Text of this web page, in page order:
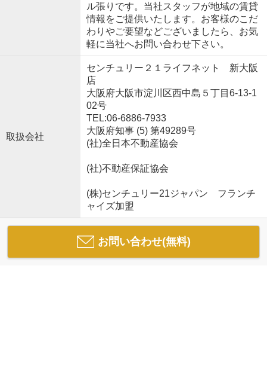
ル張りです。当社スタッフが地域の賃貸
情報をご提供いたします。お客様のこだ
わりやご要望などございましたら、お気
軽に当社へお問い合わせ下さい。
取扱会社
センチュリー２１ライフネット 新大阪
店
大阪府大阪市淀川区西中島５丁目6-13-1
02号
TEL:06-6886-7933
大阪府知事 (5) 第49289号
(社)全日本不動産協会
(社)不動産保証協会
(株)センチュリー21ジャパン フランチ
ャイズ加盟
お問い合わせ(無料)